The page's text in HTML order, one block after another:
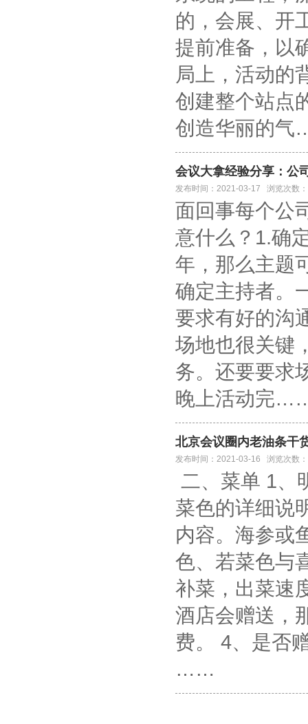
的，会展、开
提前准备，以
局上，活动的
创建整个站点
创造华丽的
会议大拿经验分享：公
发布时间：2021-03-17 浏览次数
面回事每个公
意什么？1.确
年，那么主题
确定主持者。
要求有好的沟
场地也很关键
务。还要要求
晚上活动完
北京会议圈内老油条干
发布时间：2021-03-16 浏览次数
二、菜单 1、
菜色的详细说
内容。海参或
色、若菜色与
补菜，出菜速
酒店会赠送，
费。 4、是否
……